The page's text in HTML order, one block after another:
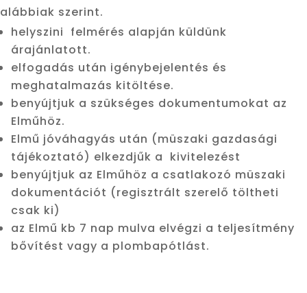
alábbiak szerint.
helyszini felmérés alapján küldünk
árajánlatott.
elfogadás után igénybejelentés és
meghatalmazás kitöltése.
benyújtjuk a szükséges dokumentumokat az
Elműhöz.
Elmű jóváhagyás után (müszaki gazdasági
tájékoztató) elkezdjűk a kivitelezést
benyújtjuk az Elműhöz a csatlakozó müszaki
dokumentációt (regisztrált szerelő töltheti
csak ki)
az Elmű kb 7 nap mulva elvégzi a teljesítmény
bővítést vagy a plombapótlást.